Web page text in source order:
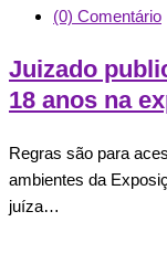
(0) Comentário
Juizado
18 anos na
Regras são para
ambientes da
juíza…